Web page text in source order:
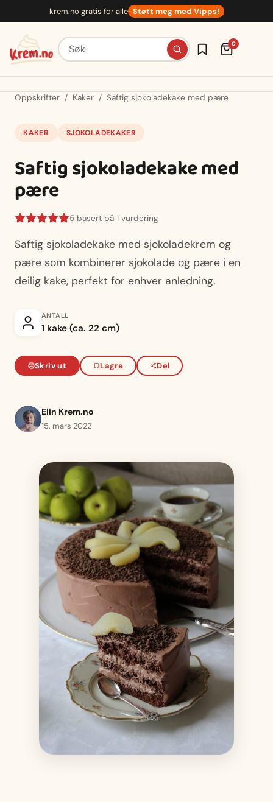
innhold
krem.no gratis for alle Støtt meg med Vipps!
Søk etter oppskrifter 0
Oppskrifter / Kaker / Saftig sjokoladekake med pære
KAKER SJOKOLADEKAKER
Saftig sjokoladekake med
pære
5 basert på 1 vurdering
Saftig sjokoladekake med sjokoladekrem og
pære som kombinerer sjokolade og pære i en
deilig kake, perfekt for enhver anledning.
ANTALL
1 kake (ca. 22 cm)
Skriv ut Lagre Del
Elin Krem.no
15. mars 2022